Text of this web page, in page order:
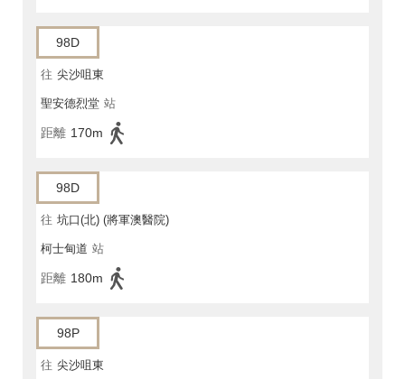
98D
往 尖沙咀東
聖安德烈堂 站
距離 170m
98D
往 坑口(北) (將軍澳醫院)
柯士甸道 站
距離 180m
98P
往 尖沙咀東